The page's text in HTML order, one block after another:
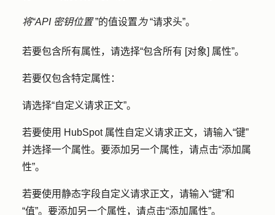
将“API 密钥位置”的值设置 为“请求头”。
若要包含所有属性，请选择“包含所有 [对象] 属性”。
若要仅包含特定属性：
请选择“自定义请求正文”。
若要使用 HubSpot 属性自定义请求正文，请输入“键”
并选择一个属性。要添加另一个属性，请点击“添加属
性”。
若要使用静态字段自定义请求正文，请输入“键”和
“值”。要添加另一个属性，请点击“添加属性”。